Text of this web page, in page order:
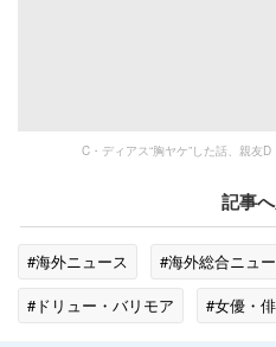
C・ディアス“胸ヤケ”した話、親友
記事
#海外ニュース #海外総合ニュ
#ドリュー・バリモア
#女優・